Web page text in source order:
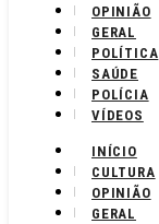
OPINIÃO
GERAL
POLÍTICA
SAÚDE
POLÍCIA
VÍDEOS
INÍCIO
CULTURA
OPINIÃO
GERAL